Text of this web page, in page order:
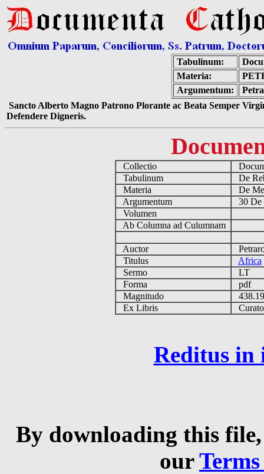
Tabulinum:
Materia:
Argumentum:
Sancto Alberto Magno Patrono Plorante ac Beata Semper
Defendere Digneris.
Collectio
Tabulinum
De
Materia
De
Argumentum
30 De
Volumen
Ab Columna ad Culumnam
Auctor
Titulus
Africa
Sermo
LT
Forma
pdf
Magnitudo
Ex Libris
Reditus in
By downloading this
our